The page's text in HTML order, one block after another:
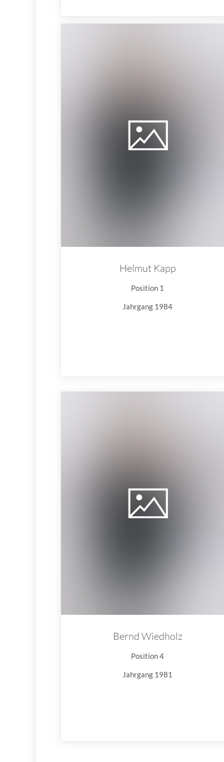
Helmut Kapp
Position 1
Jahrgang 1984
Bernd Wiedholz
Position 4
Jahrgang 1981